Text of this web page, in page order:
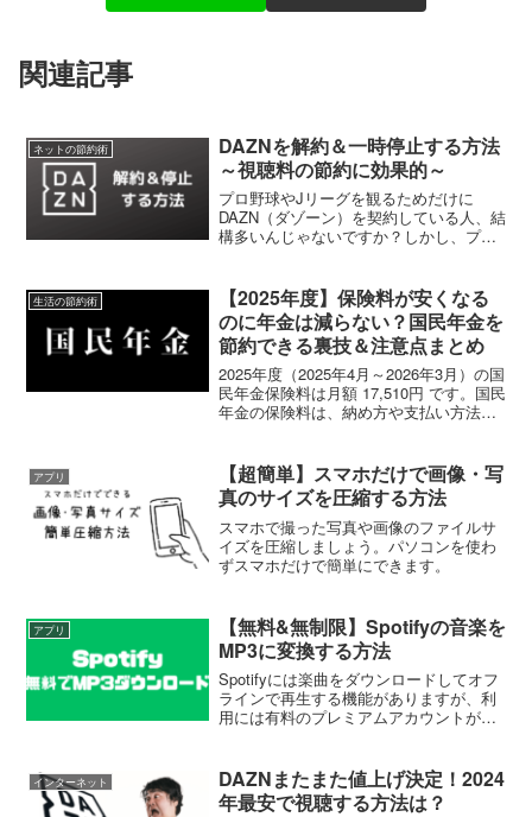
関連記事
ネットの節約術
DAZNを解約＆一時停止する方法
～視聴料の節約に効果的～
プロ野球やJリーグを観るためだけに
DAZN（ダゾーン）を契約している人、結
構多いんじゃないですか？しかし、プロ
い数か月の間、DAZN を全く観なくても
毎月視聴料...
生活の節約術
【2025年度】保険料が安くなる
のに年金は減らない？国民年金を
節約できる裏技＆注意点まとめ
2025年度（2025年4月～2026年3月）の国
民年金保険料は月額 17,510円 です。国民
年金の保険料は、納め方や支払い方法を
くなっても、そのぶん受け取れる年金
は...
アプリ
【超簡単】スマホだけで画像・写
真のサイズを圧縮する方法
スマホで撮った写真や画像のファイルサ
イズを圧縮しましょう。パソコンを使わ
ずスマホだけで簡単にできます。
アプリ
【無料&無制限】Spotifyの音楽を
MP3に変換する方法
Spotifyには楽曲をダウンロードしてオフ
ラインで再生する機能がありますが、利
用には有料のプレミアムアカウントが必
っているため、基本的にSpotifyアプリで
しか再...
インターネット
DAZNまたまた値上げ決定！2024
年最安で視聴する方法は？